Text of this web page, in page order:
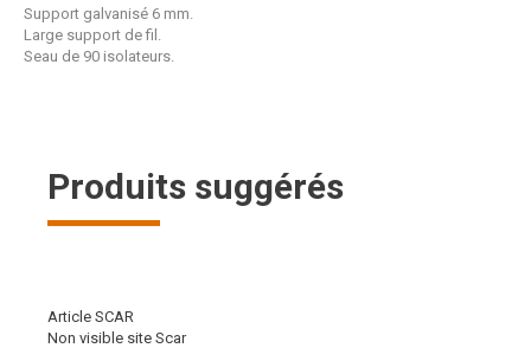
Support galvanisé 6 mm.
Large support de fil.
Seau de 90 isolateurs.
Produits suggérés
Article SCAR
Non visible site Scar